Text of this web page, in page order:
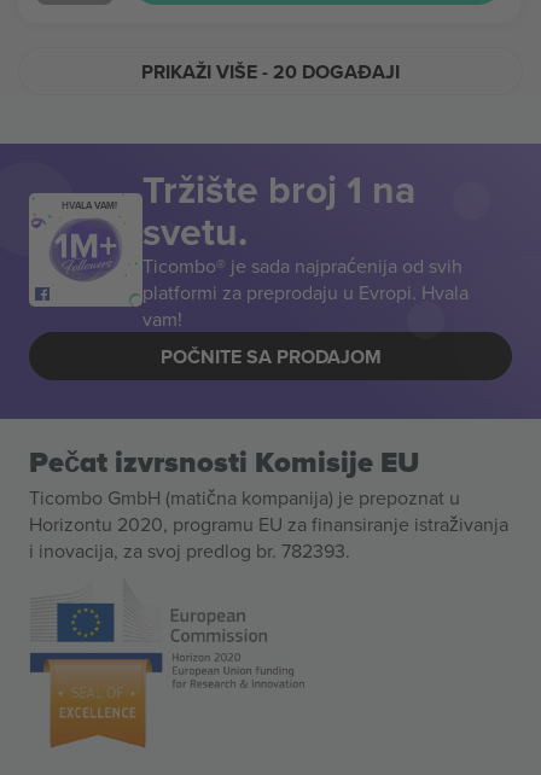
PRIKAŽI VIŠE- 20 DOGAĐAJI
HVALA VAM! Tržište broj 1 na
svetu.
Ticombo® je sada najpraćenija od svih
platformi za preprodaju u Evropi. Hvala
vam!
POČNITE SA PRODAJOM
Pečat izvrsnosti Komisije EU
Ticombo GmbH (matična kompanija) je prepoznat u
Horizontu 2020, programu EU za finansiranje istraživanja
i inovacija, za svoj predlog br. 782393.